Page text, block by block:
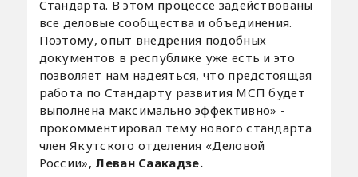
Стандарта. В этом процессе задействованы
все деловые сообщества и объединения.
Поэтому, опыт внедрения подобных
документов в республике уже есть и это
позволяет нам надеяться, что предстоящая
работа по Стандарту развития МСП будет
выполнена максимально эффективно» -
прокомментировал тему нового стандарта
член Якутского отделения «Деловой
России», Леван Саакадзе.